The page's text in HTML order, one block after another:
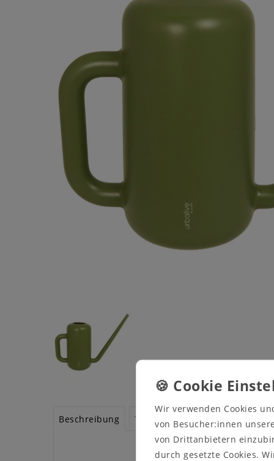
Beschreibung Technische Daten Weitere
Wir verwenden Cookies
von Besucher:innen
von Drittanbietern
durch gesetzte Cookies.